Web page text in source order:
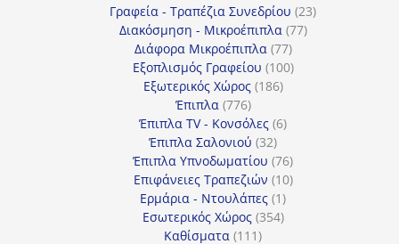
προϊόντα
Γραφεία - Τραπέζια Συνεδρίου 2323
Διακόσμηση - Μικροέπιπλα 7777
Διάφορα Μικροέπιπλα 7777
προϊόντα
Εξοπλισμός Γραφείου 100100
Εξωτερικός Χώρος 186186
Έπιπλα 776776
προϊόντα
Έπιπλα TV - Κονσόλες 66
Έπιπλα Σαλονιού 3232
προϊόντα
Έπιπλα Υπνοδωματίου 7676
προϊόντα
Επιφάνειες Τραπεζιών 1010
Ερμάρια - Ντουλάπες 11
προϊόν
Εσωτερικός Χώρος 354354
Καθίσματα 111111